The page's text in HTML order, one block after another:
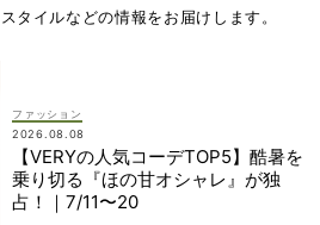
タイルなどの情報をお届けします。
ファッション
2026.08.08
【VERYの人気コーデTOP5】酷暑を
乗り切る『ほの甘オシャレ』が独
占！｜7/11〜20